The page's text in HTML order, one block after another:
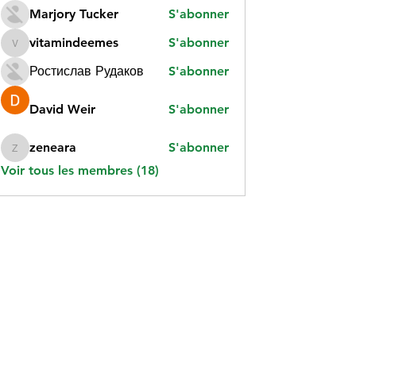
Marjory Tucker
S'abonner
vitamindeemes
vitamindeemes
S'abonner
Ростислав Рудаков
S'abonner
David Weir S'abonner
zeneara
zeneara
S'abonner
Voir tous les membres (18)